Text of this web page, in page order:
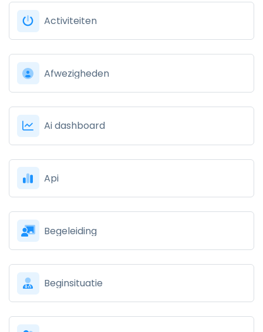
Activiteiten
Afwezigheden
Ai dashboard
Api
Begeleiding
Beginsituatie